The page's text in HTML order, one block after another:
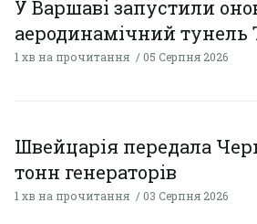
У Варшаві запустили
аеродинамічний тунель
1 хв на прочитання 05 Серпня 2026
Швейцарія передала
тонн генераторів
1 хв на прочитання 03 Серпня 2026